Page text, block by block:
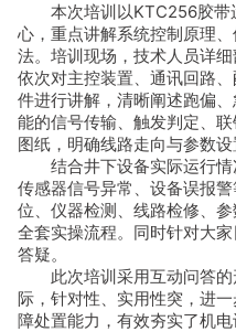
本次培训以KTC256胶
心，重点讲解系统控制原理
法。培训现场，技术人员详
依次对主控装置、通讯回路
件进行讲解，清晰阐述跑偏
能的信号传输、触发判定、
图纸，明确线路走向与参数设
结合井下设备实际运行情
传感器信号异常、设备误报
位、仪器检测、线路检修、
全套实操流程。同时针对大
答疑。
此次培训采用互动问答
际，针对性、实用性突，进
障处置能力，有效夯实了机电